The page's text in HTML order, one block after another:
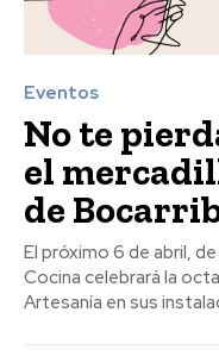
Eventos
No te
el
de
El próximo 6 de abril,
Cocina celebrará la
Artesanía en sus